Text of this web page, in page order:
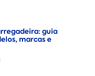
guia
marcas e